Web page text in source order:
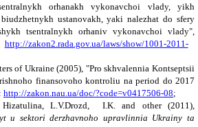
orhanakh vykonavchoi vlady, yikh
ustanovakh, yaki nalezhat do sfery
tsentralnykh orhaniv vykonavchoi vlady",
http://zakon2.rada.gov.ua/laws/show/1001-2011-
of Ukraine (2005), "Pro skhvalennia Kontseptsii
finansovoho kontroliu na period do 2017
http://zakon.nau.ua/doc/?code=v0417506-08;
Hizatulina, L.V.Drozd I.K.
and other (2011),
u sektori derzhavnoho upravlinnia Ukrainy ta